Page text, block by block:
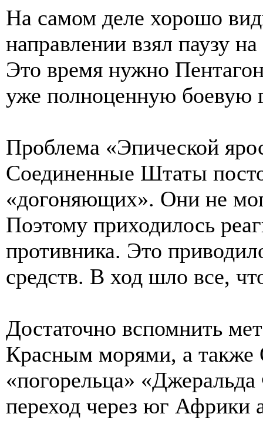
На самом деле хорошо
направлении взял паузу
Это время нужно
уже полноценную боевую
Проблема «Эпической
Соединенные Штаты
«догоняющих». Они не
Поэтому приходилось
противника. Это
средств. В ход шло все,
Достаточно вспомнить
Красным морями, а также
«погорельца»
переход через юг